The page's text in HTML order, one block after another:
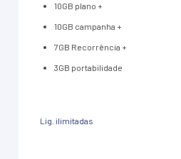
10GB plano +
10GB campanha +
7GB Recorrência +
3GB portabilidade
Lig. ilimitadas